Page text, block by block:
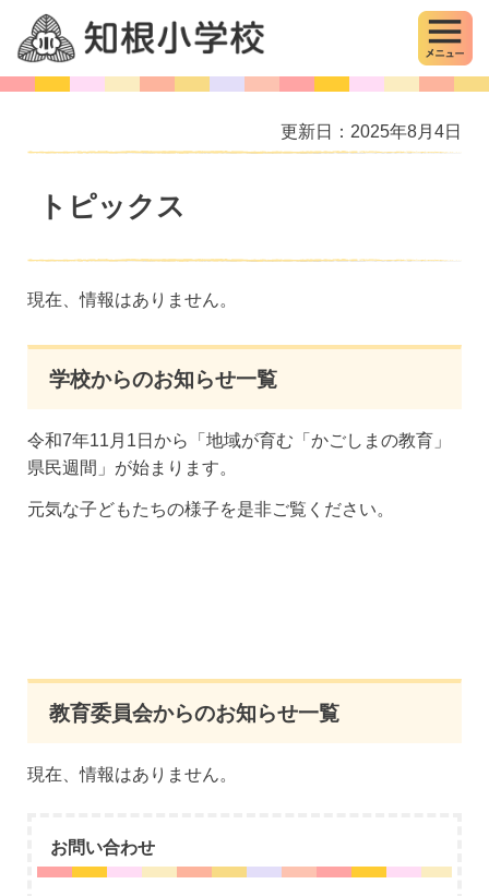
知根小学校 MENU
更新日：2025年8月4日
トピックス
現在、情報はありません。
学校からのお知らせ一覧
令和7年11月1日から「地域が育む「かごしまの教育」
県民週間」が始まります。
元気な子どもたちの様子を是非ご覧ください。
教育委員会からのお知らせ一覧
現在、情報はありません。
お問い合わせ